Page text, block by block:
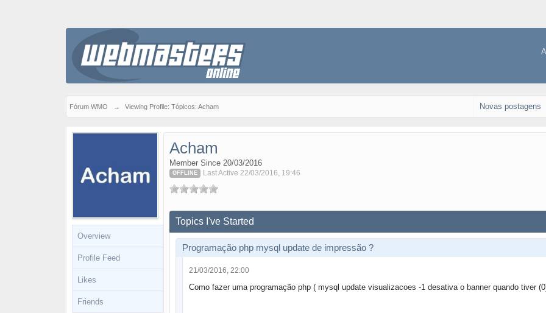
Fórum WMO → Viewing Profile: Tópicos: Acham Novas postagens
Overview
Profile Feed
Likes
Friends
Acham
Member Since 20/03/2016
OFFLINE Last Active 22/03/2016, 19:46
Topics I've Started
Programação php mysql update de impressão ?
21/03/2016, 22:00
Como fazer uma programação php ( mysql update visualizacoes -1 desativa o banner quando tiver